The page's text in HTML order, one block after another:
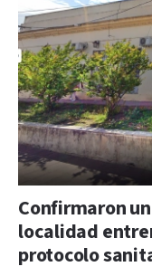
Confirmaron
localidad
protocolo